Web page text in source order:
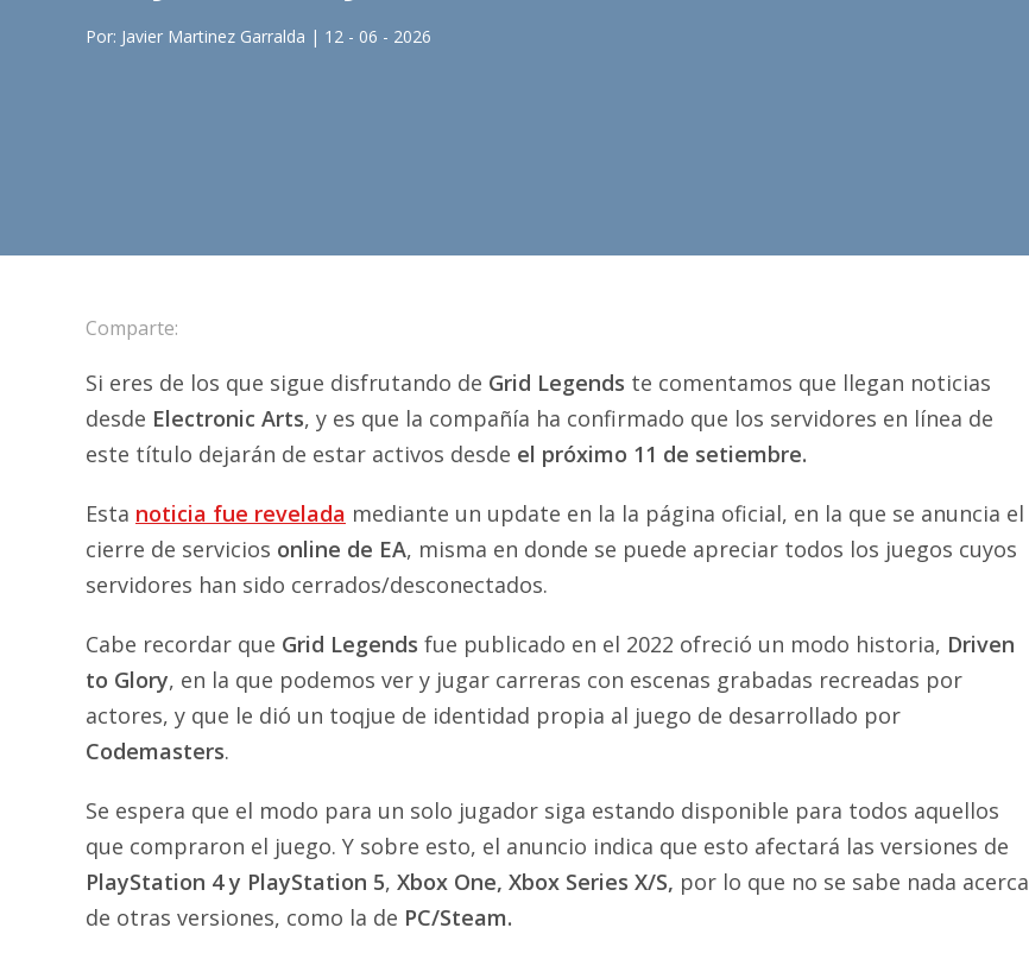
Por: Javier Martinez Garralda | 12 - 06 - 2026
Comparte:
Si eres de los que sigue disfrutando de Grid Legends te comentamos que llegan noticias
desde Electronic Arts, y es que la compañía ha confirmado que los servidores en línea de
este título dejarán de estar activos desde el próximo 11 de setiembre.
Esta noticia fue revelada mediante un update en la la página oficial, en la que se anuncia el
cierre de servicios online de EA, misma en donde se puede apreciar todos los juegos cuyos
servidores han sido cerrados/desconectados.
Cabe recordar que Grid Legends fue publicado en el 2022 ofreció un modo historia, Driven
to Glory, en la que podemos ver y jugar carreras con escenas grabadas recreadas por
actores, y que le dió un toqjue de identidad propia al juego de desarrollado por
Codemasters.
Se espera que el modo para un solo jugador siga estando disponible para todos aquellos
que compraron el juego. Y sobre esto, el anuncio indica que esto afectará las versiones de
PlayStation 4 y PlayStation 5, Xbox One, Xbox Series X/S, por lo que no se sabe nada acerca
de otras versiones, como la de PC/Steam.